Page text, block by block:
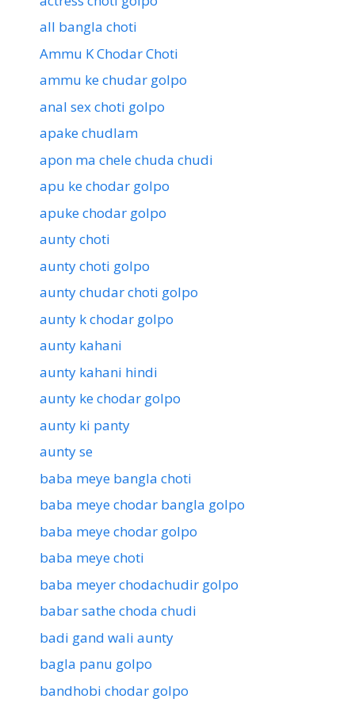
all bangla choti
Ammu K Chodar Choti
ammu ke chudar golpo
anal sex choti golpo
apake chudlam
apon ma chele chuda chudi
apu ke chodar golpo
apuke chodar golpo
aunty choti
aunty choti golpo
aunty chudar choti golpo
aunty k chodar golpo
aunty kahani
aunty kahani hindi
aunty ke chodar golpo
aunty ki panty
aunty se
baba meye bangla choti
baba meye chodar bangla golpo
baba meye chodar golpo
baba meye choti
baba meyer chodachudir golpo
babar sathe choda chudi
badi gand wali aunty
bagla panu golpo
bandhobi chodar golpo